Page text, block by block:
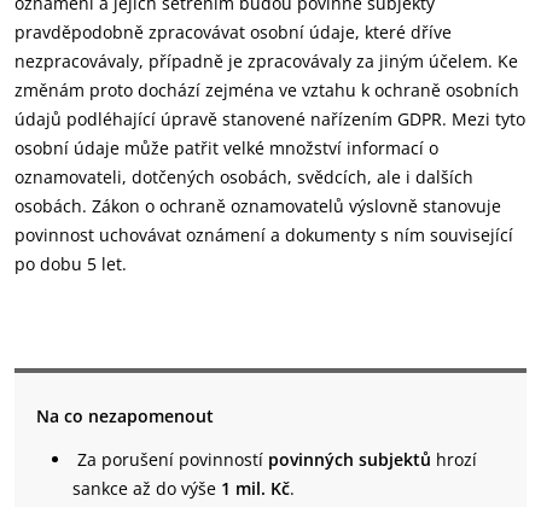
pravděpodobně zpracovávat osobní údaje, které dříve
nezpracovávaly, případně je zpracovávaly za jiným účelem. Ke
změnám proto dochází zejména ve vztahu k ochraně osobních
údajů podléhající úpravě stanovené nařízením GDPR. Mezi tyto
osobní údaje může patřit velké množství informací o
oznamovateli, dotčených osobách, svědcích, ale i dalších
osobách. Zákon o ochraně oznamovatelů výslovně stanovuje
povinnost uchovávat oznámení a dokumenty s ním související
po dobu 5 let.
Na co nezapomenout
Za porušení povinností povinných subjektů hrozí
sankce až do výše 1 mil. Kč.